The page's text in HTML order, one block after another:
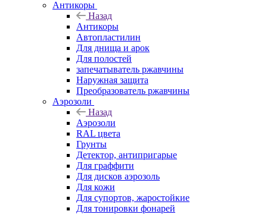
Антикоры
Назад
Антикоры
Автопластилин
Для днища и арок
Для полостей
запечатыватель ржавчины
Наружная защита
Преобразователь ржавчины
Аэрозоли
Назад
Аэрозоли
RAL цвета
Грунты
Детектор, антипригарые
Для граффити
Для дисков аэрозоль
Для кожи
Для супортов, жаростойкие
Для тонировки фонарей